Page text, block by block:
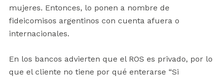
mujeres. Entonces, lo ponen a nombre de
fideicomisos argentinos con cuenta afuera o
internacionales.
En los bancos advierten que el ROS es privado, por lo
que el cliente no tiene por qué enterarse “Si